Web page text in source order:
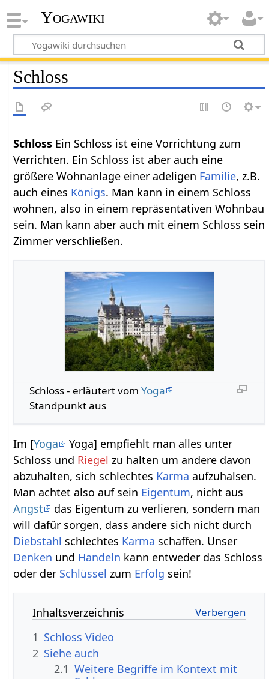
Yogawiki
Schloss
Ein Schloss ist eine Vorrichtung zum
Verrichten. Ein Schloss ist aber auch eine
größere Wohnanlage einer adeligen Familie, z.B.
auch eines Königs. Man kann in einem Schloss
wohnen, also in einem repräsentativen Wohnbau
sein. Man kann aber auch mit einem Schloss sein
Zimmer verschließen.
Schloss‏‎ - erläutert vom Yoga
Standpunkt aus
Im [Yoga
Yoga] empfiehlt man alles unter
Schloss und Riegel zu halten um andere davon
abzuhalten, sich schlechtes Karma aufzuhalsen.
Man achtet also auf sein Eigentum, nicht aus
Angst
das Eigentum zu verlieren, sondern man
will dafür sorgen, dass andere sich nicht durch
Diebstahl schlechtes Karma schaffen. Unser
Denken und Handeln kann entweder das Schloss
oder der Schlüssel zum Erfolg sein!
Inhaltsverzeichnis
1 Schloss Video
2 Siehe auch
2.1 Weitere Begriffe im Kontext mit